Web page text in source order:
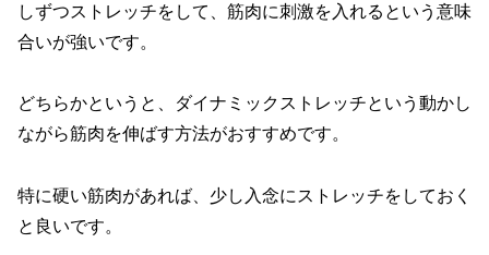
しずつストレッチをして、筋肉に刺激を入れるという意味
合いが強いです。
どちらかというと、ダイナミックストレッチという動かし
ながら筋肉を伸ばす方法がおすすめです。
特に硬い筋肉があれば、少し入念にストレッチをしておく
と良いです。